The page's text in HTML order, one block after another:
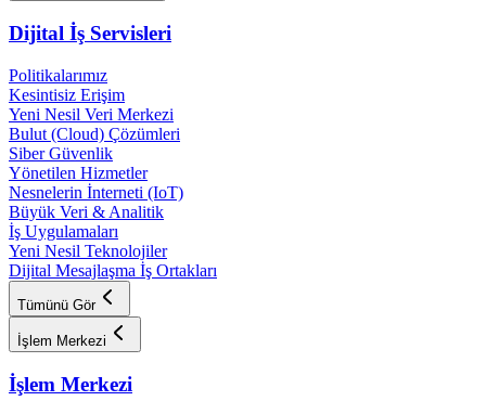
Dijital İş Servisleri
Politikalarımız
Kesintisiz Erişim
Yeni Nesil Veri Merkezi
Bulut (Cloud) Çözümleri
Siber Güvenlik
Yönetilen Hizmetler
Nesnelerin İnterneti (IoT)
Büyük Veri & Analitik
İş Uygulamaları
Yeni Nesil Teknolojiler
Dijital Mesajlaşma İş Ortakları
Tümünü Gör
İşlem Merkezi
İşlem Merkezi